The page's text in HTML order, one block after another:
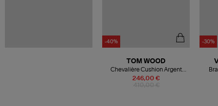
-40%
246,00 €
TOM WOOD
Chevalière Cushion Argent
Onyx
-30%